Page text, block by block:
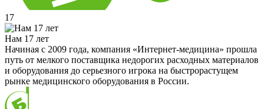
17
Нам 17 лет
Начиная с 2009 года, компания «Интернет-медицина» прошла
путь от мелкого поставщика недорогих расходных материалов
и оборудования до серьезного игрока на быстрорастущем
рынке медицинского оборудования в России.